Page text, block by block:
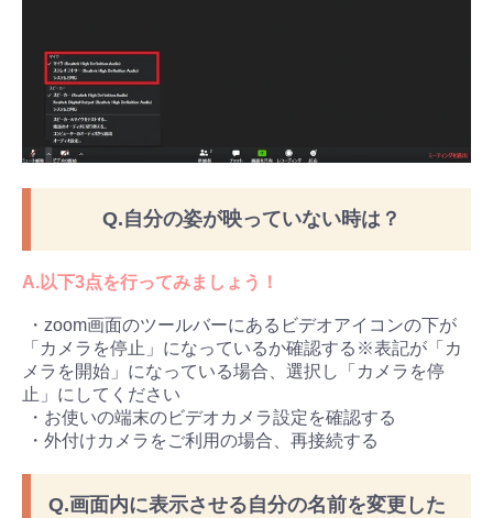
Q.自分の姿が映っていない時は？
A.以下3点を行ってみましょう！
・zoom画面のツールバーにあるビデオアイコンの下が
「カメラを停止」になっているか確認する※表記が「カ
メラを開始」になっている場合、選択し「カメラを停
止」にしてください
・お使いの端末のビデオカメラ設定を確認する
・外付けカメラをご利用の場合、再接続する
Q.画面内に表示させる自分の名前を変更した